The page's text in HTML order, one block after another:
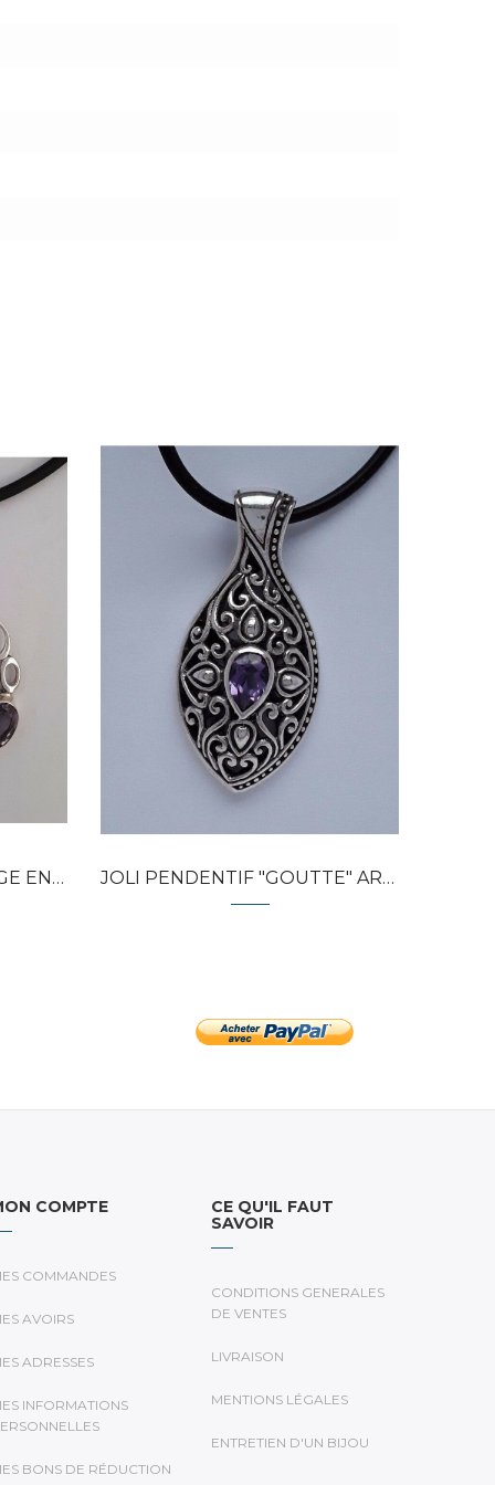
Quick view
JOLI PENDENTIF "GOUTTE" ARGENT...
COMPTE
COMMANDES
AVOIRS
ADRESSES
INFORMATIONS
BONS DE RÉDUCTION
CE QU'IL FAUT
SAVOIR
CONDITIONS GENERALES
DE VENTES
LIVRAISON
MENTIONS LÉGALES
ENTRETIEN D'UN BIJOU